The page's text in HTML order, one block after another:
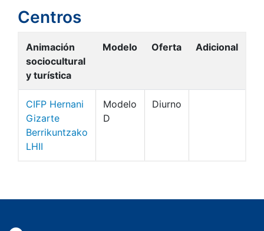
Centros
Animación
sociocultural
y turística
Modelo Oferta Adicional
CIFP Hernani
Gizarte
Berrikuntzako
LHII
Modelo
D
Diurno